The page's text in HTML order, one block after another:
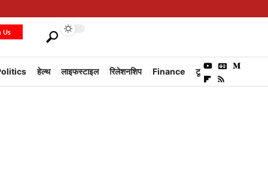
Us
हेल्थ लाइफस्टाइल रिलेशनशिप Finance टूरिज्म